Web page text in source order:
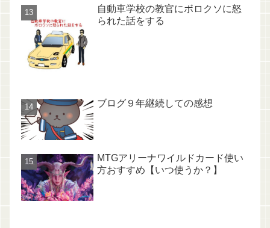
自動車学校の教官にボロクソに怒
られた話をする
ブログ９年継続しての感想
MTGアリーナワイルドカード使い
方おすすめ【いつ使うか？】